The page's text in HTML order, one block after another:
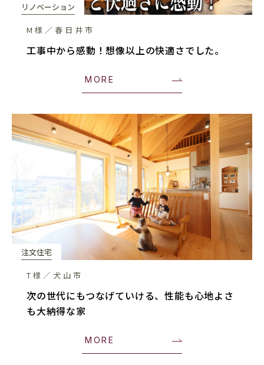
リノベーション
M様／春日井市
工事中から感動！想像以上の快適さでした。
MORE
注文住宅
T様／犬山市
次の世代にもつなげていける、性能も心地よさ
も大納得な家
MORE